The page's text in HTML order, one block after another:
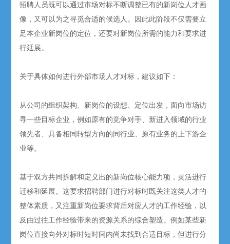
招聘人员既可以通过市场对标不断调整已有的新岗位人才画
像，又可以为之寻觅合适的候选人。因此此阶段不仅需要立
足本企业新岗位的定位，还要对新岗位所需的能力和要求进
行延展。
关于具体如何进行外部市场人才对标，建议如下：
从公司的组织架构、新岗位的设想、定位出发，面向市场访
寻一些目标企业，例如原有的竞争对手、新进入领域的行业
领先者、具备相同转型方向的同行业、原有业务的上下游企
业等。
基于双方共同拆解和定义出的新岗位核心能力项，灵活进行
迁移和延展。这要求招聘部门进行对标时既关注这类人才的
整体素质，又注重新岗位要求背后对应人才的工作经验，以
及由过往工作经验带来的资源关系的综合塑造。例如某些新
岗位直接向外对标时短时间内尚未找到合适目标，但进行分